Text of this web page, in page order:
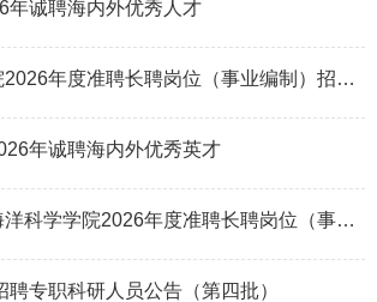
年诚聘海内外优秀人才
南京大学物理学院2026年度准聘长聘岗位（事业编制）招聘公告
年诚聘海内外优秀英才
南京大学地理与海洋科学学院2026年度准聘长聘岗位（事业编制）招聘公告
专职科研人员公告（第四批）